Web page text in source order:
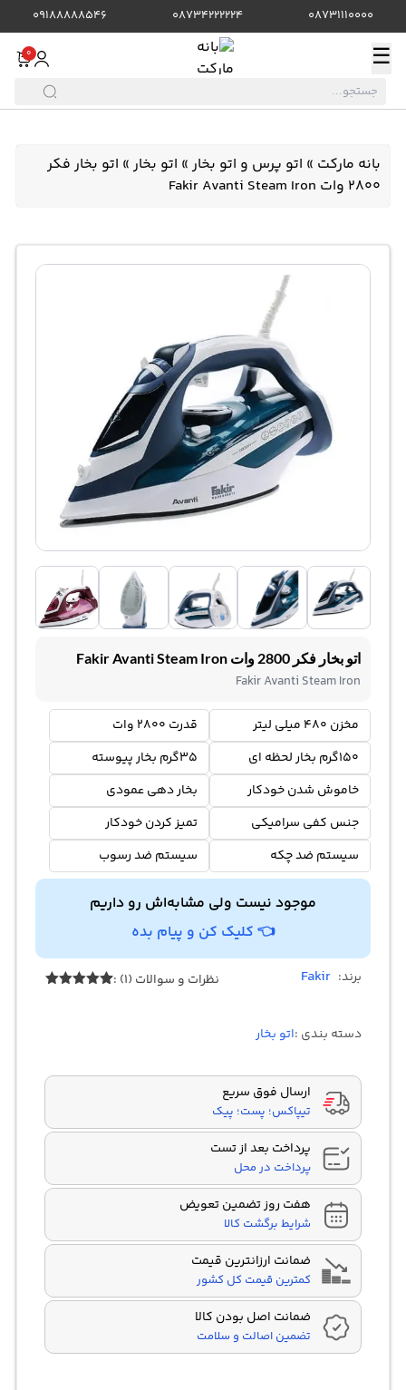
08731110000
08734222224
09188888546
☰
0
بانه مارکت » اتو پرس و اتو بخار» اتو بخار» اتو بخار فکر
2800 وات Fakir Avanti Steam Iron
اتو بخار فکر 2800 وات Fakir Avanti Steam Iron
Fakir Avanti Steam Iron
مخزن 480 میلی لیتر
قدرت 2800 وات
150گرم بخار لحظه ای
35گرم بخار پیوسته
خاموش شدن خودکار
بخار دهی عمودی
جنس کفی سرامیکی
تمیز کردن خودکار
سیستم ضد چکه
سیستم ضد رسوب
موجود نیست ولی مشابه‌اش رو داریم
👈 کلیک کن و پیام بده
برند: Fakir نظرات و سوالات (1) :
دسته بندی :اتو بخار
ارسال فوق سریع
تیپاکس؛ پست؛ پیک
پرداخت بعد از تست
پرداخت در محل
هفت روز تضمین تعویض
شرایط برگشت کالا
ضمانت ارزانترین قیمت
کمترین قیمت کل کشور
ضمانت اصل بودن کالا
تضمین اصالت و سلامت